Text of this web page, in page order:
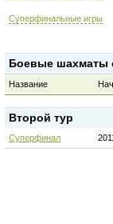
Суперфинальные игры
Боевые шахматы
Название
Второй тур
Суперфинал